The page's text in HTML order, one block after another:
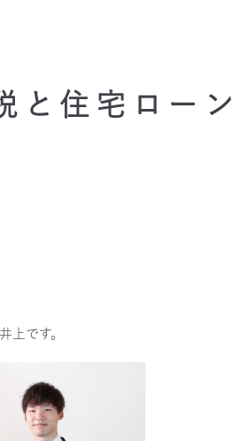
と住宅ロー
上です。